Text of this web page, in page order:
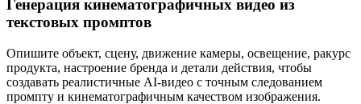
Генерация кинематографичных видео из
текстовых промптов
Опишите объект, сцену, движение камеры, освещение, ракурс
продукта, настроение бренда и детали действия, чтобы
создавать реалистичные AI-видео с точным следованием
промпту и кинематографичным качеством изображения.